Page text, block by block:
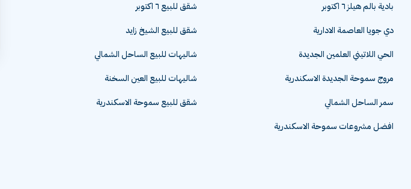
بادية بالم هيلز ٦ اكتوبر
دي جويا العاصمة الادارية
الحي اللاتيني العلمين الجديدة
مروج سموحة الجديدة الاسكندرية
سمر الساحل الشمالي
افضل مشروعات سموحة الاسكندرية
شقق للبيع ٦ اكتوبر
شقق للبيع الشيخ زايد
شاليهات للبيع الساحل الشمالي
شاليهات للبيع العين السخنة
شقق للبيع سموحة الاسكندرية